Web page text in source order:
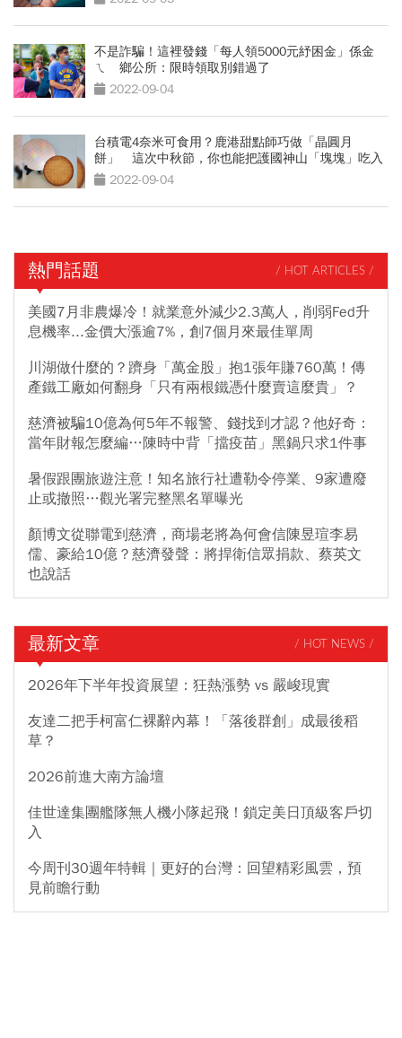
不是詐騙！這裡發錢「每人領5000元紓困金」係金
ㄟ 鄉公所：限時領取別錯過了
2022-09-04
台積電4奈米可食用？鹿港甜點師巧做「晶圓月
餅」 這次中秋節，你也能把護國神山「塊塊」吃入
口 2022-09-04
熱門話題 / HOT ARTICLES /
美國7月非農爆冷！就業意外減少2.3萬人，削弱Fed升
息機率...金價大漲逾7%，創7個月來最佳單周
川湖做什麼的？躋身「萬金股」抱1張年賺760萬！傳
產鐵工廠如何翻身「只有兩根鐵憑什麼賣這麼貴」？
慈濟被騙10億為何5年不報警、錢找到才認？他好奇：
當年財報怎麼編…陳時中背「擋疫苗」黑鍋只求1件事
暑假跟團旅遊注意！知名旅行社遭勒令停業、9家遭廢
止或撤照…觀光署完整黑名單曝光
顏博文從聯電到慈濟，商場老將為何會信陳昱瑄李易
儒、豪給10億？慈濟發聲：將捍衛信眾捐款、蔡英文
也說話
最新文章 / HOT NEWS /
2026年下半年投資展望：狂熱漲勢 vs 嚴峻現實
友達二把手柯富仁裸辭內幕！「落後群創」成最後稻
草？
2026前進大南方論壇
佳世達集團艦隊無人機小隊起飛！鎖定美日頂級客戶切
入
今周刊30週年特輯｜更好的台灣：回望精彩風雲，預
見前瞻行動